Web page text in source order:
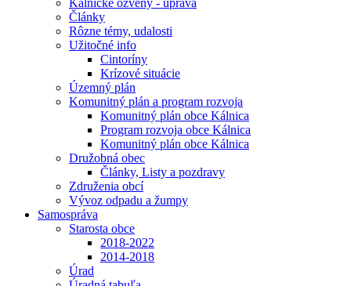
Kálnické ozveny - úprava
Články
Rôzne témy, udalosti
Užitočné info
Cintoríny
Krízové situácie
Územný plán
Komunitný plán a program rozvoja
Komunitný plán obce Kálnica
Program rozvoja obce Kálnica
Komunitný plán obce Kálnica
Družobná obec
Články, Listy a pozdravy
Združenia obcí
Vývoz odpadu a žumpy
Samospráva
Starosta obce
2018-2022
2014-2018
Úrad